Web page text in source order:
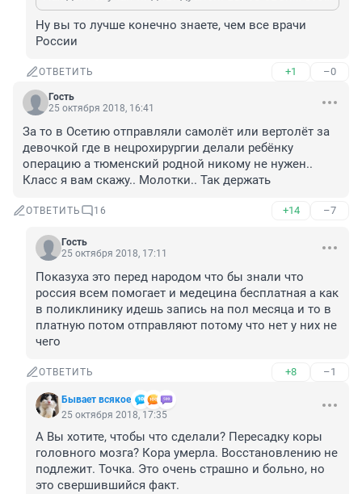
Ну вы то лучше конечно знаете, чем все врачи
России
ОТВЕТИТЬ +1 –0
Гость
25 октября 2018, 16:41
За то в Осетию отправляли самолёт или вертолёт за
девочкой где в нецрохирургии делали ребёнку
операцию а тюменский родной никому не нужен..
Класс я вам скажу.. Молотки.. Так держать
ОТВЕТИТЬ 16 +14 –7
Гость
25 октября 2018, 17:11
Показуха это перед народом что бы знали что
россия всем помогает и медецина бесплатная а как
в поликлинику идешь запись на пол месяца и то в
платную потом отправляют потому что нет у них не
чего
ОТВЕТИТЬ +8 –1
Бывает всякое
25 октября 2018, 17:35
А Вы хотите, чтобы что сделали? Пересадку коры
головного мозга? Кора умерла. Восстановлению не
подлежит. Точка. Это очень страшно и больно, но
это свершившийся факт.